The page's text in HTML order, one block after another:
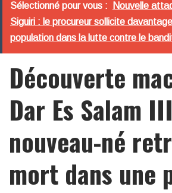
Sélectionné pour vous :
Nouvelle
Siguiri : le procureur sollicite
population dans la lutte contre le
Découverte
Dar Es Salam
nouveau-né
mort dans une